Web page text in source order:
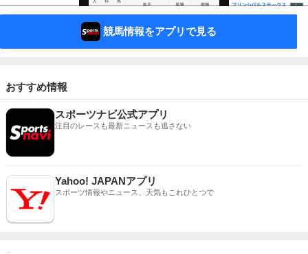
競馬情報をアプリで見る
おすすめ情報
スポーツナビ公式アプリ
注目のレースも最新ニュースも逃さない
Yahoo! JAPANアプリ
スポーツ情報やニュース、天気もこれひとつで